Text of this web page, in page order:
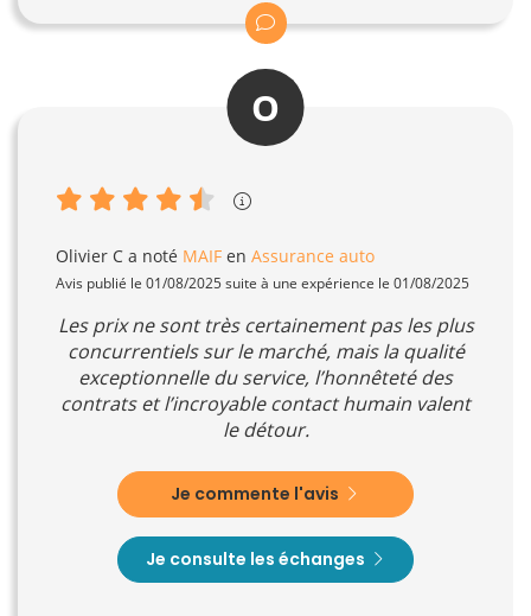
O
Olivier C a noté MAIF en Assurance auto
Avis publié le 01/08/2025 suite à une expérience le 01/08/2025
Les prix ne sont très certainement pas les plus
concurrentiels sur le marché, mais la qualité
exceptionnelle du service, l’honnêteté des
contrats et l’incroyable contact humain valent
le détour.
Je commente l'avis
Je consulte les échanges